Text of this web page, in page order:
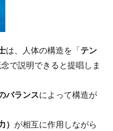
は、人体の構造を「 テン
念で説明できると提唱しま
バランスによって構造が
） が相互に作用しながら